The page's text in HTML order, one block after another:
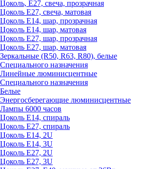
Цоколь, Е27, свеча, прозрачная
Цоколь Е27, свеча, матовая
Цоколь Е14, шар, прозрачная
Цоколь Е14, шар, матовая
Цоколь Е27, шар, прозрачная
Цоколь Е27, шар, матовая
Зеркальные (R50, R63, R80), белые
Специального назначения
Линейные люминисцентные
Специального назначения
Белые
Энергосберегающие люминисцентные
Лампы 6000 часов
Цоколь Е14, спираль
Цоколь Е27, спираль
Цоколь Е14, 2U
Цоколь Е14, 3U
Цоколь Е27, 2U
Цоколь Е27, 3U